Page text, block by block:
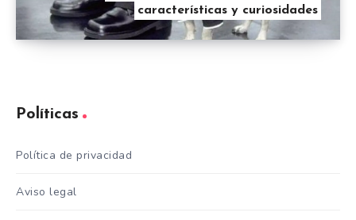
características y curiosidades
Políticas
Política de privacidad
Aviso legal